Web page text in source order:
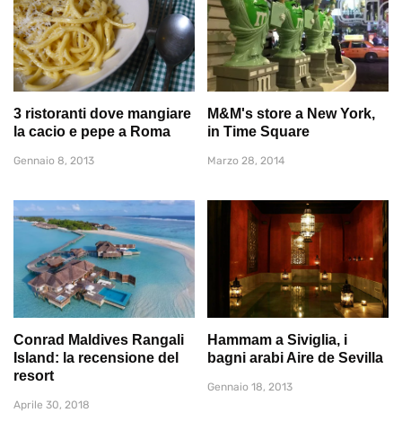
3 ristoranti dove mangiare
la cacio e pepe a Roma
Gennaio 8, 2013
M&M's store a New York,
in Time Square
Marzo 28, 2014
Conrad Maldives Rangali
Island: la recensione del
resort
Aprile 30, 2018
Hammam a Siviglia, i
bagni arabi Aire de Sevilla
Gennaio 18, 2013